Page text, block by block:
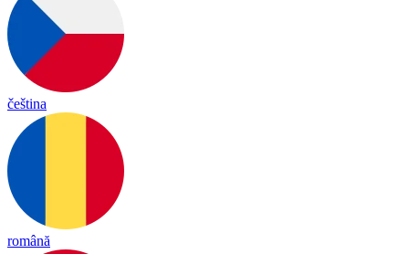
čeština
română